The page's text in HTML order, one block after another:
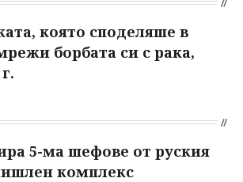
която споделяше в
борбата си с рака,
5-ма шефове от руския
комплекс